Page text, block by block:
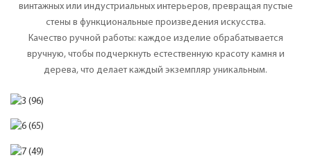
винтажных или индустриальных интерьеров, превращая пустые
стены в функциональные произведения искусства.
Качество ручной работы: каждое изделие обрабатывается
вручную, чтобы подчеркнуть естественную красоту камня и
дерева, что делает каждый экземпляр уникальным.